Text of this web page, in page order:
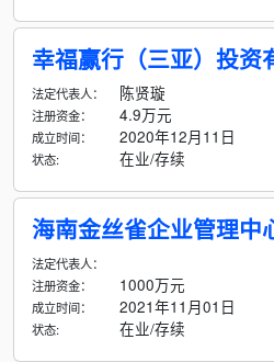
幸福赢行（三亚）投资
法定代表人： 陈贤璇
注册资金： 4.9万元
成立时间： 2020年12月11日
状态: 在业/存续
海南金丝雀企业管理中
法定代表人：
注册资金：
1000万元
成立时间： 2021年11月01日
状态: 在业/存续